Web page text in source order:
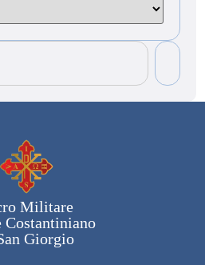
Militare
Costantiniano
Giorgio